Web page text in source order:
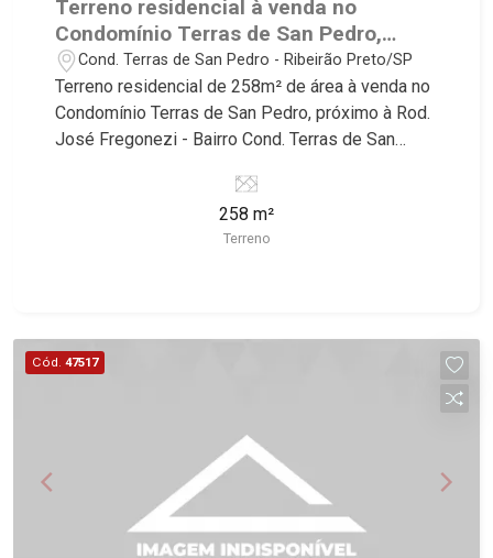
Bosque dos Juritis, Jardim dos Guaporés e Bella
Città Residencial e Industrial. Avenida João Fiúsa,
1051 - Alto da Boa Vista | Ribeirão Preto.
Terreno residencial à venda no
Condomínio Terras de San Pedro,
próximo à Rod. José Fregonezi -
Ribeirão Preto/SP.
Cond. Terras de San Pedro - Ribeirão Preto/SP
Terreno residencial de 258m² de área à venda no
Condomínio Terras de San Pedro, próximo à Rod.
José Fregonezi - Bairro Cond. Terras de San
características deste imóvel que a Martinelli
Imobiliária selecionou para você: - 258m² de área
terreno - Declive - Condomínio fechado - Portaria
258 m²
Terreno
Cód. 47517